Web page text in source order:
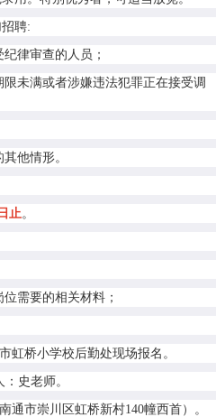
聘:
律审查的人员；
未满或者涉嫌违法犯罪正在接受调
他情形。
止。
需要的相关材料；
虹桥小学校后勤处现场报名。
：史老师。
通市崇川区虹桥新村140幢西首）。